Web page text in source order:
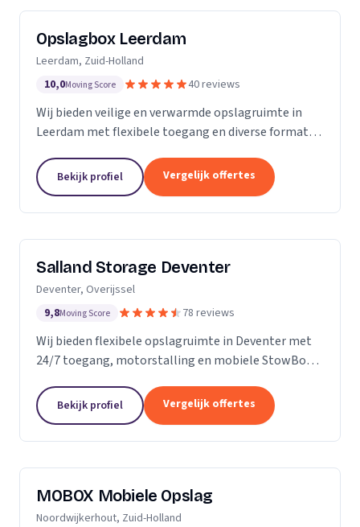
Opslagbox Leerdam
Leerdam, Zuid-Holland
10,0Moving Score 40 reviews
Wij bieden veilige en verwarmde opslagruimte in
Leerdam met flexibele toegang en diverse formaten
Bekijk profiel Vergelijk offertes
Salland Storage Deventer
Deventer, Overijssel
9,8Moving Score 78 reviews
Wij bieden flexibele opslagruimte in Deventer met
24/7 toegang, motorstalling en mobiele StowBox
Bekijk profiel Vergelijk offertes
MOBOX Mobiele Opslag
Noordwijkerhout, Zuid-Holland